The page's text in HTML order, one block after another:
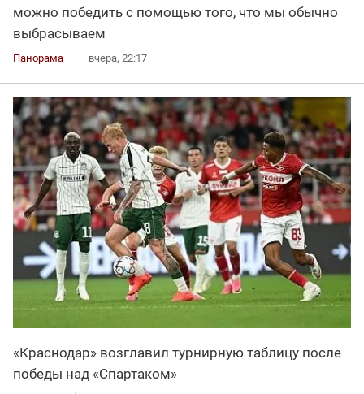
можно победить с помощью того, что мы обычно
выбрасываем
Панорама вчера, 22:17
«Краснодар» возглавил турнирную таблицу после
победы над «Спартаком»